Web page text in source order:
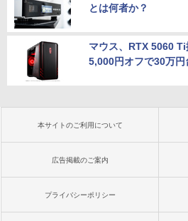
とは何者か？
マウス、RTX 5060
5,000円オフで30万円
本サイトのご利用について
広告掲載のご案内
プライバシーポリシー